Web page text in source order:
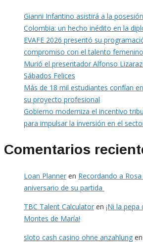
Gianni Infantino asistirá a la
Colombia: un hecho inédito en la
EVAFE 2026 presentó su
compromiso con el talento
Murió el presentador Alfonso
Sábados Felices
Más de 18 mil estudiantes confían
su proyecto profesional
Gobierno moderniza el incentivo
para impulsar la inversión en el
Comentarios
Loan Planner en Recordando a
aniversario de su partida
TBC Talent Calculator en ¡Ni la
Montes de María!
sloto cash casino ohne anzahlung en